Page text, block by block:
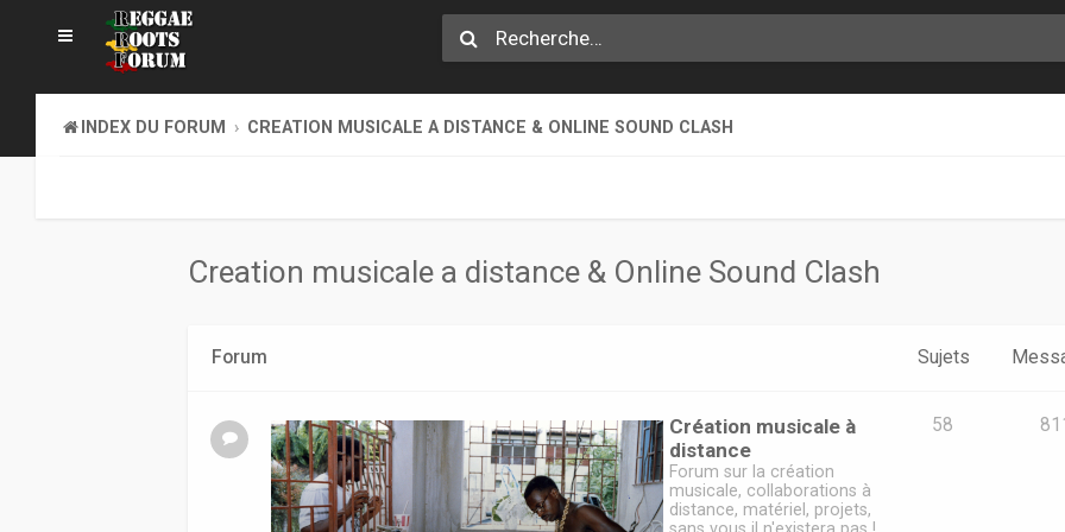
INDEX DU FORUM CREATION MUSICALE A DISTANCE & ONLINE SOUND CLASH
Creation musicale a distance & Online Sound Clash
Forum Sujets
Création musicale à
distance
Forum sur la création
musicale, collaborations à
distance, matériel, projets,
58